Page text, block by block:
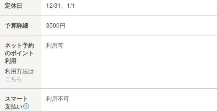
定休日 12/31、1/1
予算詳細 3500円
ネット予約
のポイント
利用
利用方法は
こちら
利用可
スマート
支払い
利用不可